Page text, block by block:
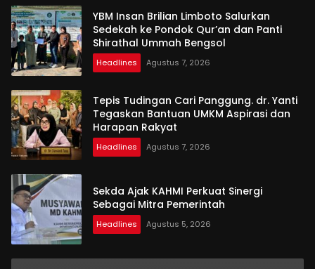
YBM Insan Brilian Limboto Salurkan
Sedekah ke Pondok Qur’an dan Panti
Shirathal Ummah Bengsol
Headlines Agustus 7, 2026
Tepis Tudingan Cari Panggung. dr. Yanti
Tegaskan Bantuan UMKM Aspirasi dan
Harapan Rakyat
Headlines Agustus 7, 2026
Sekda Ajak KAHMI Perkuat Sinergi
Sebagai Mitra Pemerintah
Headlines Agustus 5, 2026